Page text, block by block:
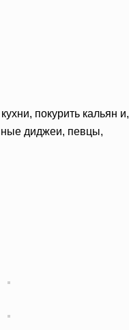
покурить кальян и,
диджеи, певцы,